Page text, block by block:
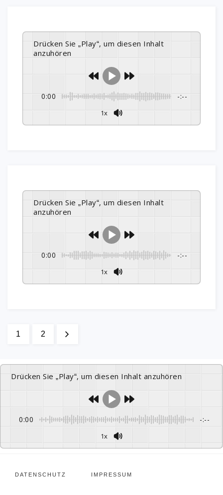
Drücken Sie „Play“, um diesen Inhalt
anzuhören
0:00 -:--
1x
Drücken Sie „Play“, um diesen Inhalt
anzuhören
0:00 -:--
1x
1 2
Drücken Sie „Play“, um diesen Inhalt anzuhören
0:00 -:--
1x
DATENSCHUTZ IMPRESSUM